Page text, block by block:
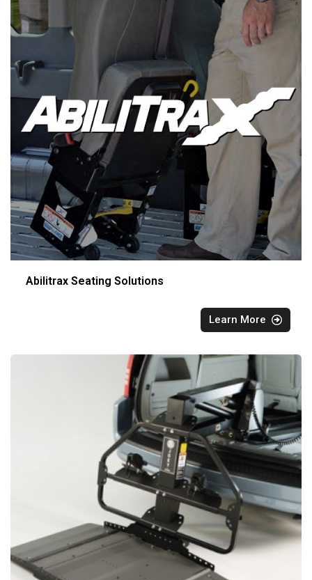
Abilitrax Seating Solutions
Learn More